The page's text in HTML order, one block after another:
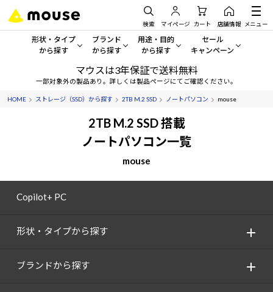
検索 マイページ カート 店舗情報 メニュー
形状・タイプ
から探す
形状・タイプから探す をすべてみる
デスクトップPC
サーバー
ブランド
から探す
mouse
G TUNE
用途・目的
から探す
一般向けパソコン
ゲーミングPC・ゲーム向けパソコン
クリエイティブ向け
ビジネス向けパソコン
セール
キャンペーン
セール・キャンペー
期間限定セール
マウスは3年保証で送料無料
一部対象外の製品あり。詳しくは製品ページにてご確認ください。
HOME ストレージ（SSD）から探す 2TB M.2 SSD ノートパソコン mouse
2TB M.2 SSD 搭載
ノートパソコン一覧
mouse
Copilot+ PC
形状・タイプから探す
ブランドから探す